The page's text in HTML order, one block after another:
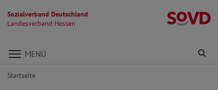
Sozialverband Deutschland
Landesverband Hessen
Direkt zu den Inhalten springen
MENÜ
Startseite